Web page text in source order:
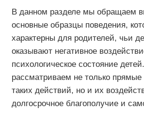
В данном разделе мы обращаем
основные образцы поведения,
характерны для родителей, чьи
оказывают негативное
психологическое состояние
рассматриваем не только прямые
таких действий, но и их
долгосрочное благополучие и